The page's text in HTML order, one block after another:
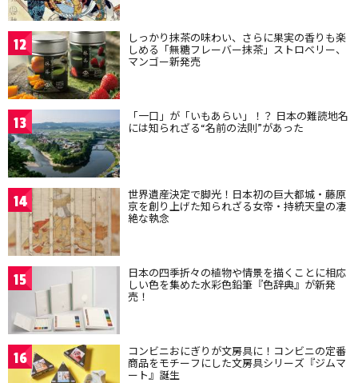
12 しっかり抹茶の味わい、さらに果実の香りも楽
しめる「無糖フレーバー抹茶」ストロベリー、
マンゴー新発売
13 「一口」が「いもあらい」！？ 日本の難読地名
には知られざる“名前の法則”があった
14 世界遺産決定で脚光！日本初の巨大都城・藤原
京を創り上げた知られざる女帝・持統天皇の凄
絶な執念
15 日本の四季折々の植物や情景を描くことに相応
しい色を集めた水彩色鉛筆『色辞典』が新発
売！
16 コンビニおにぎりが文房具に！コンビニの定番
商品をモチーフにした文房具シリーズ『ジムマ
ート』誕生